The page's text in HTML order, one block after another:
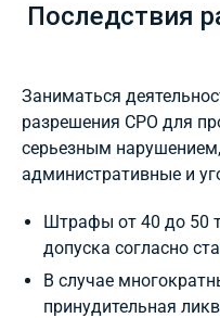
Последствия
Заниматься
разрешения СРО для
серьезным
административные и
Штрафы от 40 до 50
допуска согласно
В случае
принудительная